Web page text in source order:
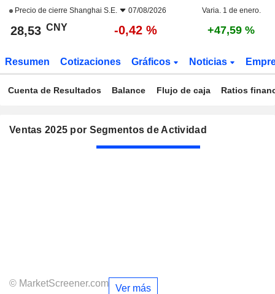
Precio de cierre Shanghai S.E. 07/08/2026 Varia. 1 de enero.
28,53 CNY -0,42 % +47,59 %
Resumen Cotizaciones Gráficos Noticias
Cuenta de Resultados Balance Flujo de caja Ratios
Ventas 2025 por Segmentos de Actividad
© MarketScreener.com Ver más